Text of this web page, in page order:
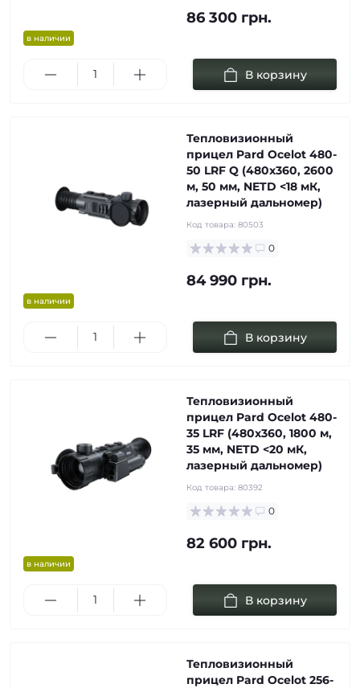
в наличии
86 300 грн.
В корзину
в наличии
Тепловизионный
прицел Pard Ocelot 480-
50 LRF Q (480x360, 2600
м, 50 мм, NETD <18 мК,
лазерный дальномер)
Код товара: 80503
0
84 990 грн.
В корзину
в наличии
Тепловизионный
прицел Pard Ocelot 480-
35 LRF (480x360, 1800 м,
35 мм, NETD <20 мК,
лазерный дальномер)
Код товара: 80392
0
82 600 грн.
В корзину
Тепловизионный
прицел Pard Ocelot 256-